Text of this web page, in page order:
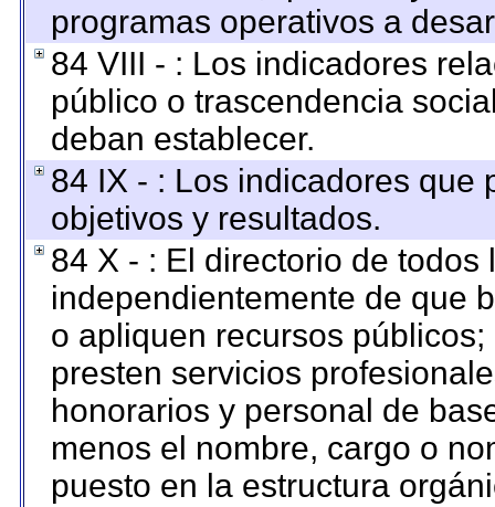
programas operativos a
84 VIII - : Los indicadores
público o trascendencia
deban establecer.
84 IX - : Los indicadores que
objetivos y resultados.
84 X - : El directorio de
independientemente de que
o apliquen recursos
presten servicios
honorarios y personal de
menos el nombre, cargo o
puesto en la estructura